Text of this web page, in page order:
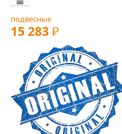
подвесные
15 283 РУБ